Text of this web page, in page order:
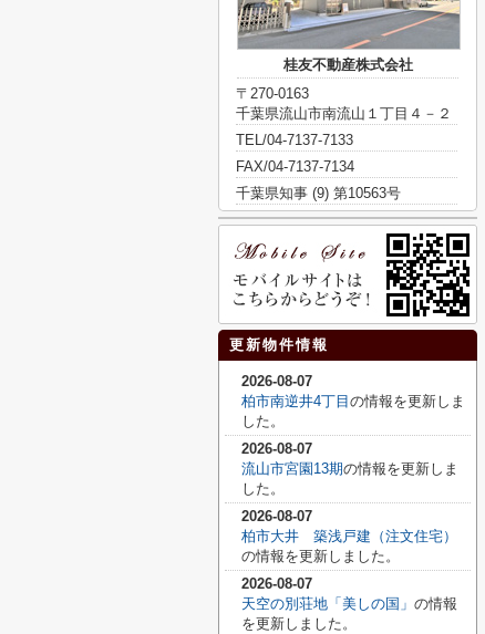
桂友不動産株式会社
〒270-0163
千葉県流山市南流山１丁目４－２
TEL/04-7137-7133
FAX/04-7137-7134
千葉県知事 (9) 第10563号
更新物件情報
2026-08-07
柏市南逆井4丁目 の情報を更新しま
した。
2026-08-07
流山市宮園13期の情報を更新しま
した。
2026-08-07
柏市大井 築浅戸建（注文住宅）
の情報を更新しました。
2026-08-07
天空の別荘地「美しの国」 の情報
を更新しました。